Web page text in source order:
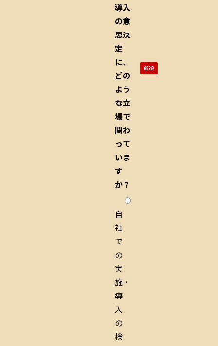
導入
の意
思決
定
に、
どの
よう
な立
場で
関わ
って
いま
す
か？
自
社
で
の
実
施・
導
入
の
検